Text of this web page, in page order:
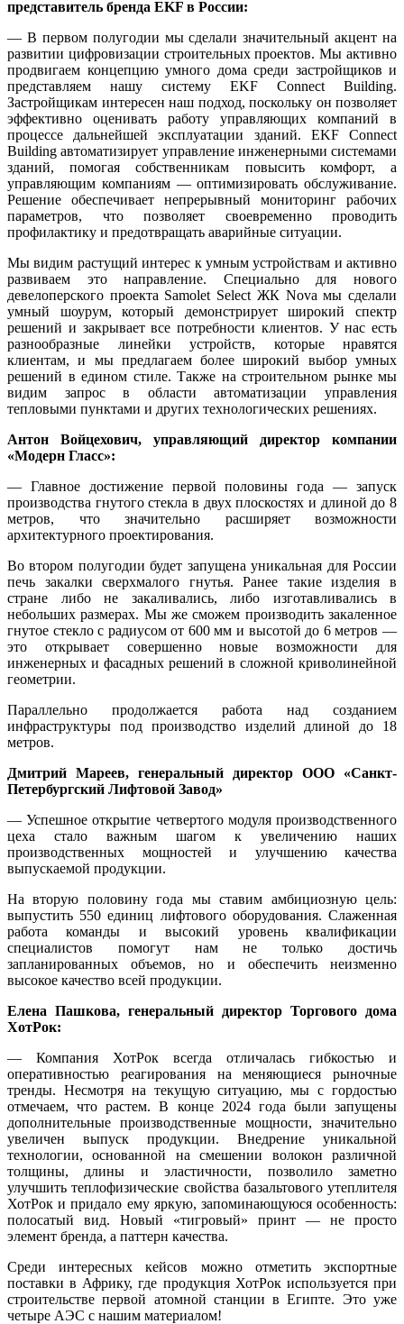
представитель бренда EKF в России:
— В первом полугодии мы сделали значительный акцент на
развитии цифровизации строительных проектов. Мы активно
продвигаем концепцию умного дома среди застройщиков и
представляем нашу систему EKF Connect Building.
Застройщикам интересен наш подход, поскольку он позволяет
эффективно оценивать работу управляющих компаний в
процессе дальнейшей эксплуатации зданий. EKF Connect
Building автоматизирует управление инженерными системами
зданий, помогая собственникам повысить комфорт, а
управляющим компаниям — оптимизировать обслуживание.
Решение обеспечивает непрерывный мониторинг рабочих
параметров, что позволяет своевременно проводить
профилактику и предотвращать аварийные ситуации.
Мы видим растущий интерес к умным устройствам и активно
развиваем это направление. Специально для нового
девелоперского проекта Samolet Select ЖК Nova мы сделали
умный шоурум, который демонстрирует широкий спектр
решений и закрывает все потребности клиентов. У нас есть
разнообразные линейки устройств, которые нравятся
клиентам, и мы предлагаем более широкий выбор умных
решений в едином стиле. Также на строительном рынке мы
видим запрос в области автоматизации управления
тепловыми пунктами и других технологических решениях.
Антон Войцехович, управляющий директор компании
«Модерн Гласс»:
— Главное достижение первой половины года — запуск
производства гнутого стекла в двух плоскостях и длиной до 8
метров, что значительно расширяет возможности
архитектурного проектирования.
Во втором полугодии будет запущена уникальная для России
печь закалки сверхмалого гнутья. Ранее такие изделия в
стране либо не закаливались, либо изготавливались в
небольших размерах. Мы же сможем производить закаленное
гнутое стекло с радиусом от 600 мм и высотой до 6 метров —
это открывает совершенно новые возможности для
инженерных и фасадных решений в сложной криволинейной
геометрии.
Параллельно продолжается работа над созданием
инфраструктуры под производство изделий длиной до 18
метров.
Дмитрий Мареев, генеральный директор ООО «Санкт-
Петербургский Лифтовой Завод»
— Успешное открытие четвертого модуля производственного
цеха стало важным шагом к увеличению наших
производственных мощностей и улучшению качества
выпускаемой продукции.
На вторую половину года мы ставим амбициозную цель:
выпустить 550 единиц лифтового оборудования. Слаженная
работа команды и высокий уровень квалификации
специалистов помогут нам не только достичь
запланированных объемов, но и обеспечить неизменно
высокое качество всей продукции.
Елена Пашкова, генеральный директор Торгового дома
ХотРок:
— Компания ХотРок всегда отличалась гибкостью и
оперативностью реагирования на меняющиеся рыночные
тренды. Несмотря на текущую ситуацию, мы с гордостью
отмечаем, что растем. В конце 2024 года были запущены
дополнительные производственные мощности, значительно
увеличен выпуск продукции. Внедрение уникальной
технологии, основанной на смешении волокон различной
толщины, длины и эластичности, позволило заметно
улучшить теплофизические свойства базальтового утеплителя
ХотРок и придало ему яркую, запоминающуюся особенность:
полосатый вид. Новый «тигровый» принт — не просто
элемент бренда, а паттерн качества.
Среди интересных кейсов можно отметить экспортные
поставки в Африку, где продукция ХотРок используется при
строительстве первой атомной станции в Египте. Это уже
четыре АЭС с нашим материалом!